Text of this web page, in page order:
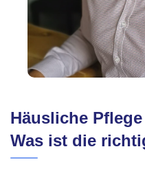
Häusliche
Was ist die